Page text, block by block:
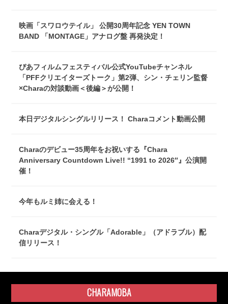
映画「スワロウテイル」 公開30周年記念 YEN TOWN
BAND 「MONTAGE」アナログ盤 再発決定！
ぴあフィルムフェスティバル公式YouTubeチャンネル
「PFFクリエイターズトーク」第2弾、シン・チェリン監督
×Charaの対談動画＜後編＞が公開！
本日デジタルシングルリリース！ Charaコメント動画公開
Charaのデビュー35周年をお祝いする『Chara
Anniversary Countdown Live!! “1991 to 2026″』公演開
催！
今年もルミ姉に会える！
Charaデジタル・シングル「Adorable」（アドラブル）配
信リリース！
CHARAMOBA